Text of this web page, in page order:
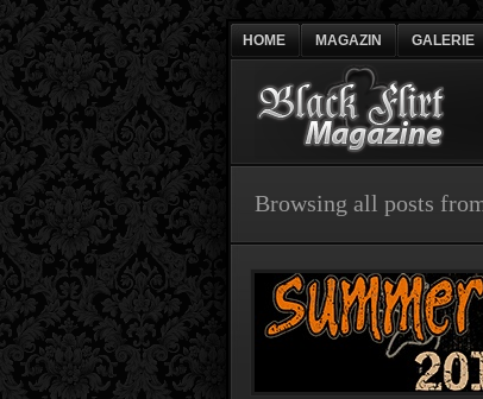
Browsing all posts
HOME MAGAZIN GALERIE